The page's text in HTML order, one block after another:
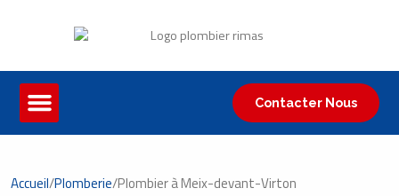
Contacter Nous
Accueil/Plomberie/Plombier à Meix-devant-Virton